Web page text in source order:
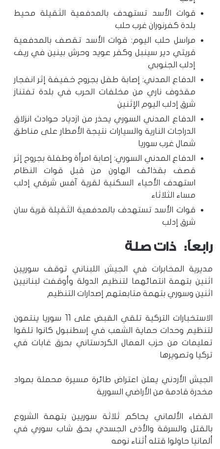
قوات الأسد تستهدف بالمدفعية الثقيلة محيط
بلدة كفرنوران غرب حلب
مراسل حلب اليوم: قوات الأسد تقصف بالمدفعية
قريتي دير سينبل وكفر عويد وحرش بينين في ريف
إدلب الجنوبي
الدفاع المدني: إصابة طفل بجروح خفيفة إثر انفجار
مقذوف ناري من مخلفات الحرب في بلدة تفتناز
شرق إدلب اليوم الإثنين
الدفاع المدني السوري يحذر من ازدياد حوادث انزلاق
الدراجات النارية والسيارات نتيجة الأمطار على مناطق
شمال غرب سوريا
الدفاع المدني السوري: إصابة امرأة وطفلة بجروح إثر
قصف بقذائف الهاون من قبل قوات النظام
استهدف الأحياء السكنية لقرية آفس شرقي إدلب
مساء الثلاثاء
قوات الأسد تستهدف بالمدفعية الثقيلة قرية سان
شرق إدلب
رابعاً: ذات صلة
مديرية المخابرات في الجيش اللبناني توقف سوريين
اثنين بتهمة انتمائهما لتنظيم الدولة وأوقفت لبنانيين
اثنين وسوري بتهمة متابعتهم إصدارات التنظيم
الاستخبارات التركية تلقي القبض على 11 سوريا ينتمون
لتنظيم وحدات حماية الشعب في إسطنبول كانوا تلقوا
تعليمات من حزب العمال الكردستاني بحرق غابات في
تركيا وتصويرها
الجيش الأردني يعلن اعتراض طائرة مسيرة محملة بمواد
مخدرة قادمة من الأراضي السورية
القضاء الألماني يحاكم ثلاثة سوريين بتهمة الشروع
بالقتل والسرقة والأذى الجسدي بحق شاب سوري في
ألمانيا حاولوا قتله أثناء نومه